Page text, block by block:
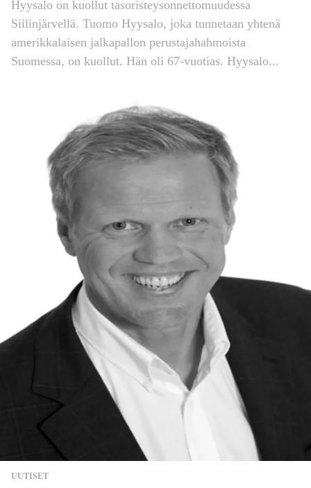
Hyysalo on kuollut tasoristeysonnettomuudessa
Siilinjärvellä. Tuomo Hyysalo, joka tunnetaan yhtenä
amerikkalaisen jalkapallon perustajahahmoista
Suomessa, on kuollut. Hän oli 67-vuotias. Hyysalo...
UUTISET